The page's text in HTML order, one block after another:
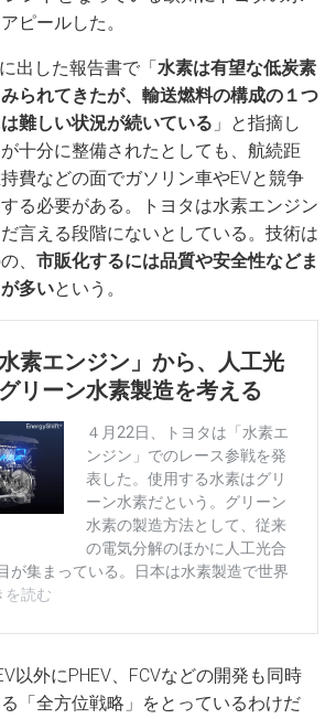
ピールした。
出した報告書で「 水素は有望な低炭素
られてきたが、輸送燃料の構成の１つ
難しい状況が続いている 」と指摘し
十分に整備されたとしても、航続距
費などの面でガソリン車やEVと競争
る必要がある。トヨタは水素エンジン
言える段階にないとしている。技術は
、 市販化するには品質や安全性などま
多いという。
以外にPHEV、FCVなどの開発も同時
「全方位戦略」をとっているわけだ